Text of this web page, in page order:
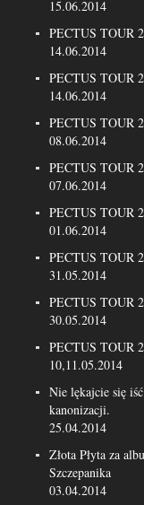
15.06.2014
PECTUS TOUR
14.06.2014
PECTUS TOUR
14.06.2014
PECTUS TOUR
08.06.2014
PECTUS TOUR
07.06.2014
PECTUS TOUR
01.06.2014
PECTUS TOUR
31.05.2014
PECTUS TOUR
30.05.2014
PECTUS TOUR
10,11.05.2014
Nie lękajcie się
kanonizacji.
25.04.2014
Złota Płyta za
Szczepanika
03.04.2014